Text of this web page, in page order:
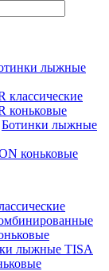
лыжные
коньковые
Ботинки лыжные
коньковые
лыжные TISA